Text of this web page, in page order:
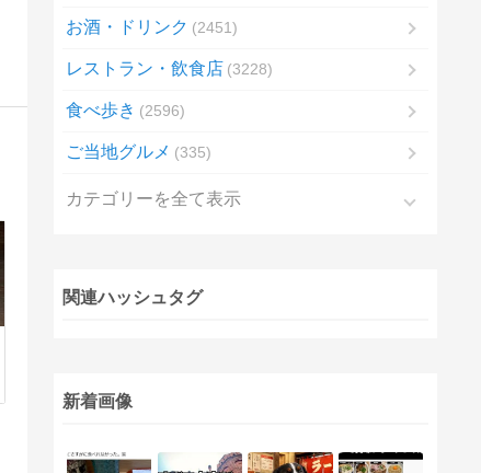
お酒・ドリンク 2451
レストラン・飲食店 3228
食べ歩き 2596
ご当地グルメ 335
カテゴリーを全て表示
関連ハッシュタグ
新着画像